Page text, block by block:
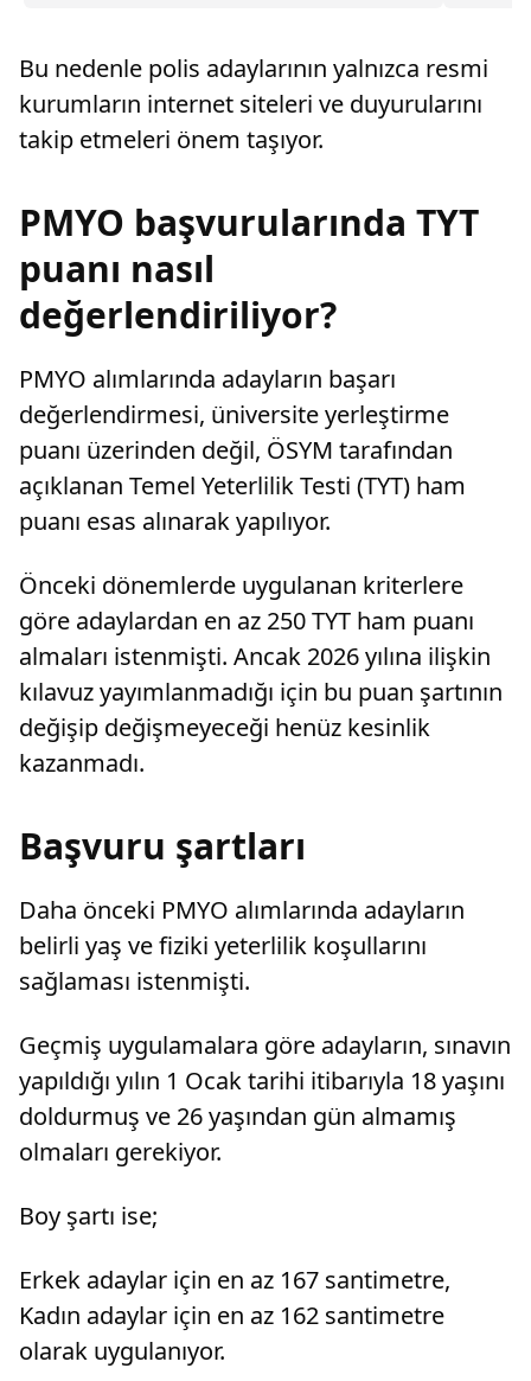
Bu nedenle polis adaylarının yalnızca resmi
kurumların internet siteleri ve duyurularını
takip etmeleri önem taşıyor.
PMYO başvurularında TYT
puanı nasıl
değerlendiriliyor?
PMYO alımlarında adayların başarı
değerlendirmesi, üniversite yerleştirme
puanı üzerinden değil, ÖSYM tarafından
açıklanan Temel Yeterlilik Testi (TYT) ham
puanı esas alınarak yapılıyor.
Önceki dönemlerde uygulanan kriterlere
göre adaylardan en az 250 TYT ham puanı
almaları istenmişti. Ancak 2026 yılına ilişkin
kılavuz yayımlanmadığı için bu puan şartının
değişip değişmeyeceği henüz kesinlik
kazanmadı.
Başvuru şartları
Daha önceki PMYO alımlarında adayların
belirli yaş ve fiziki yeterlilik koşullarını
sağlaması istenmişti.
Geçmiş uygulamalara göre adayların, sınavın
yapıldığı yılın 1 Ocak tarihi itibarıyla 18 yaşını
doldurmuş ve 26 yaşından gün almamış
olmaları gerekiyor.
Boy şartı ise;
Erkek adaylar için en az 167 santimetre,
Kadın adaylar için en az 162 santimetre
olarak uygulanıyor.